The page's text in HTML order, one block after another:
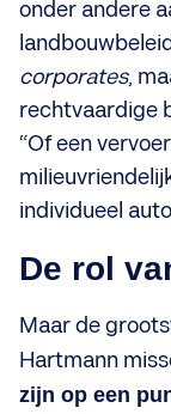
onder andere
corporates,
rechtvaardige
“Of een
individueel
De rol
Maar de
Hartmann
zijn op een